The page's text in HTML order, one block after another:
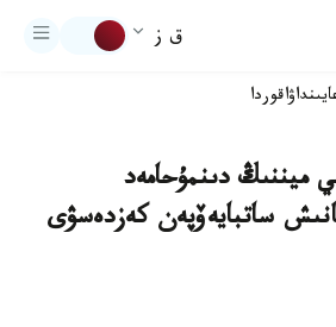
ق ز
اقوردا
ميننىڭ دىنمۇحامەد
ساتبايەۆپەن كەزدەسۋى